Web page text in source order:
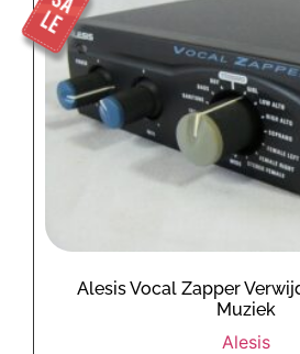
Alesis Vocal Zapper
Muziek
Alesis